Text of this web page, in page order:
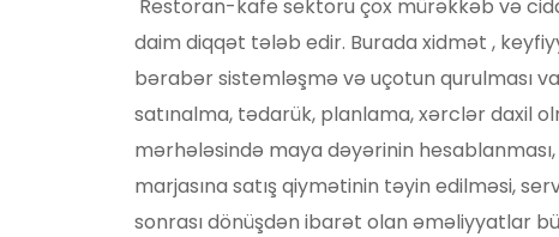
daim diqqət tələb edir. Burada xidmət ,
bərabər sistemləşmə və uçotun qurulması
satınalma, tədarük, planlama, xərclər daxil
mərhələsində maya dəyərinin
marjasına satış qiymətinin təyin edilməsi,
sonrası dönüşdən ibarət olan əməliyyatlar